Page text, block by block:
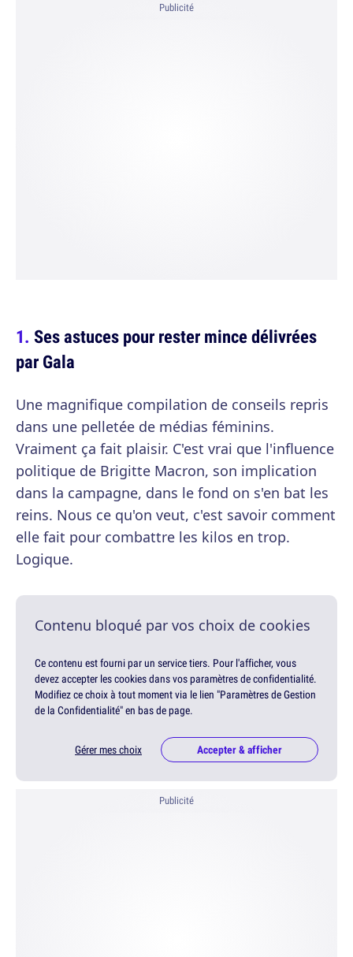
Publicité
Ses astuces pour rester mince délivrées
par Gala
Une magnifique compilation de conseils repris
dans une pelletée de médias féminins.
Vraiment ça fait plaisir. C'est vrai que l'influence
politique de Brigitte Macron, son implication
dans la campagne, dans le fond on s'en bat les
reins. Nous ce qu'on veut, c'est savoir comment
elle fait pour combattre les kilos en trop.
Logique.
Contenu bloqué par vos choix de cookies
Ce contenu est fourni par un service tiers. Pour l'afficher, vous
devez accepter les cookies dans vos paramètres de confidentialité.
Modifiez ce choix à tout moment via le lien "Paramètres de Gestion
de la Confidentialité" en bas de page.
Gérer mes choix Accepter & afficher
Publicité